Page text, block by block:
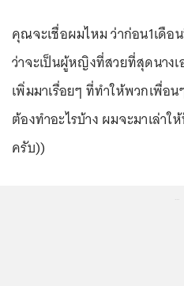
คุณจะเชื่อผมไหม ว่าก่อน1เดื
ว่าจะเป็นผู้หญิงที่สวยที่สุดนาง
เพิ่มมาเรื่อยๆ ที่ทำให้พวกเพื่อ
ต้องทำอะไรบ้าง ผมจะมาเล่า
ครับ))